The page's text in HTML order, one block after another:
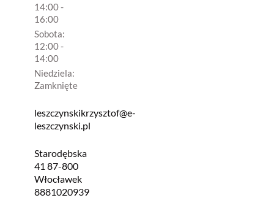
14:00 -
16:00
Sobota:
12:00 -
14:00
Niedziela:
Zamknięte
leszczynskikrzysztof@e-
leszczynski.pl
Starodębska
41 87-800
Włocławek
8881020939